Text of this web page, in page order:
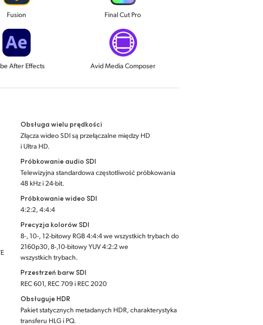
Fusion Final Cut Pro
After Effects Avid Media Composer
Obsługa wielu prędkości
Złącza wideo SDI są przełączalne między HD
i Ultra HD.
Próbkowanie audio SDI
Telewizyjna standardowa częstotliwość próbkowania
48 kHz i 24-bit.
Próbkowanie wideo SDI
4:2:2, 4:4:4
Precyzja kolorów SDI
8-, 10-, 12-bitowy RGB 4:4:4 we wszystkich trybach do
2160p30, 8-,10-bitowy YUV 4:2:2 we
wszystkich trybach.
Przestrzeń barw SDI
REC 601, REC 709 i REC 2020
Obsługuje HDR
Pakiet statycznych metadanych HDR, charakterystyka
transferu HLG i PQ.